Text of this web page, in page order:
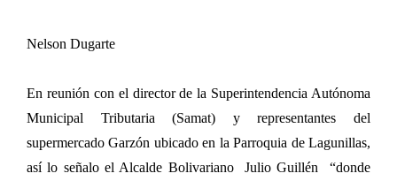
Nelson Dugarte
En reunión con el director de la Superintendencia Autónoma
Municipal Tributaria (Samat) y representantes del
supermercado Garzón ubicado en la Parroquia de Lagunillas,
así lo señalo el Alcalde Bolivariano
Julio Guillén
“donde